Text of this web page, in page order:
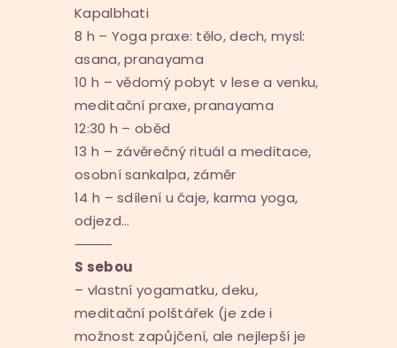
Kapalbhati
8 h – Yoga praxe: tělo, dech, mysl:
asana, pranayama
10 h – vědomý pobyt v lese a venku,
meditační praxe, pranayama
12:30 h – oběd
13 h – závěrečný rituál a meditace,
osobní sankalpa, záměr
14 h – sdílení u čaje, karma yoga,
odjezd…
⸻
S sebou
– vlastní yogamatku, deku,
meditační polštářek (je zde i
možnost zapůjčení, ale nejlepší je